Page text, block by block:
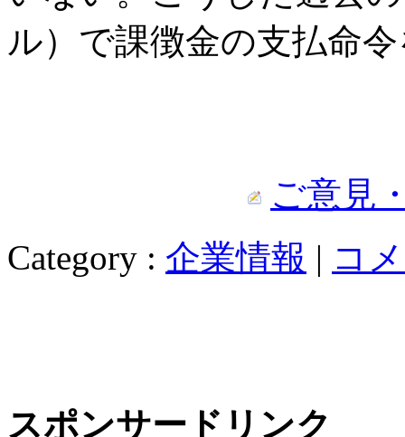
ル）で課徴金の支払命
ご意見
Category : 企業情報 | コ
スポンサードリンク